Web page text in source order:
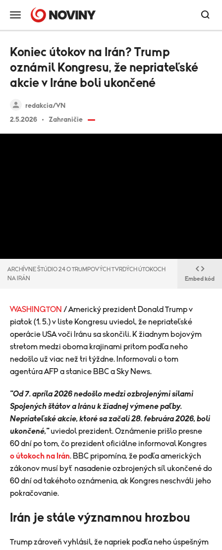
redakcia/VN
2.5.2026
Zahraničie
Koniec útokov na Irán? Trump
oznámil Kongresu, že nepriateľské
akcie v Iráne boli ukončené
ARCHÍVNE ŠTÚDIO 24 O TRUMPOVÝCH TVRDÝCH ÚTOKOCH
NA IRÁN
Embed kód
WASHINGTON / Americký prezident Donald Trump v
piatok (1. 5.) v liste Kongresu uviedol, že nepriateľské
operácie USA voči Iránu sa skončili. K žiadnym bojovým
stretom medzi oboma krajinami pritom podľa neho
nedošlo už viac než tri týždne. Informovali o tom
agentúra AFP a stanice BBC a Sky News.
"Od 7. apríla 2026 nedošlo medzi ozbrojenými silami
Spojených štátov a Iránu k žiadnej výmene paľby.
Nepriateľské akcie, ktoré sa začali 28. februára 2026, boli
ukončené," uviedol prezident.Oznámenie prišlo presne
60 dní po tom, čo prezident oficiálne informoval Kongres
o útokoch na Irán. BBC pripomína, že podľa amerických
zákonov musí byť nasadenie ozbrojených síl ukončené do
60 dní od takéhoto oznámenia, ak Kongres neschváli jeho
pokračovanie.
Irán je stále významnou hrozbou
Trump zároveň vyhlásil, že napriek podľa neho úspešným